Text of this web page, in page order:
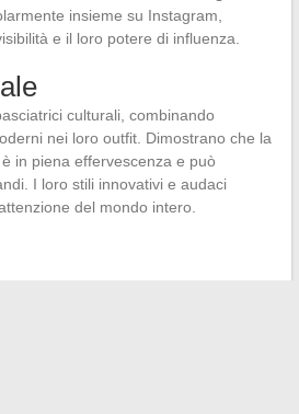
insieme su Instagram,
e il loro potere di influenza.
culturali, combinando
nei loro outfit. Dimostrano che la
in piena effervescenza e può
I loro stili innovativi e audaci
del mondo intero.